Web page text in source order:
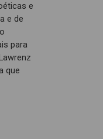
e
e de
para
que